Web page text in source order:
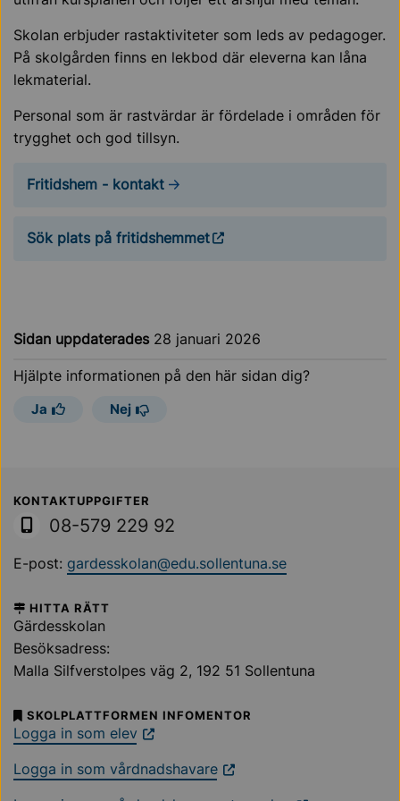
Skolan erbjuder rastaktiviteter som leds av pedagoger.
På skolgården finns en lekbod där eleverna kan låna
lekmaterial.
Personal som är rastvärdar är fördelade i områden för
trygghet och god tillsyn.
Fritidshem - kontakt
Sök plats på fritidshemmet
Sidan uppdaterades 28 januari 2026
Hjälpte informationen på den här sidan dig?
Ja Nej
Sollentuna Kommun
KONTAKTUPPGIFTER
08-579 229 92
E-post: gardesskolan@edu.sollentuna.se
HITTA RÄTT
Gärdesskolan
Besöksadress:
Malla Silfverstolpes väg 2, 192 51 Sollentuna
SKOLPLATTFORMEN INFOMENTOR
Logga in som elev
Logga in som vårdnadshavare